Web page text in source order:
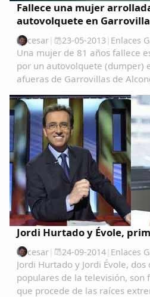
Fallece una mujer
autovolquete en
cesar| 23-05-2013| Enlaces
Una mujer de 81 años fallece
por un autovolquete (dumper)
afueras de Garrovillas de
servicio de emergencias 112
accidente se ha producido a
en...
Jordi Hurtado y Évole,
cesar| 24-09-2014| Enlaces
Jordi Hurtado y Jordi Évole,
populares de la televisión, son
que procede de las raíces